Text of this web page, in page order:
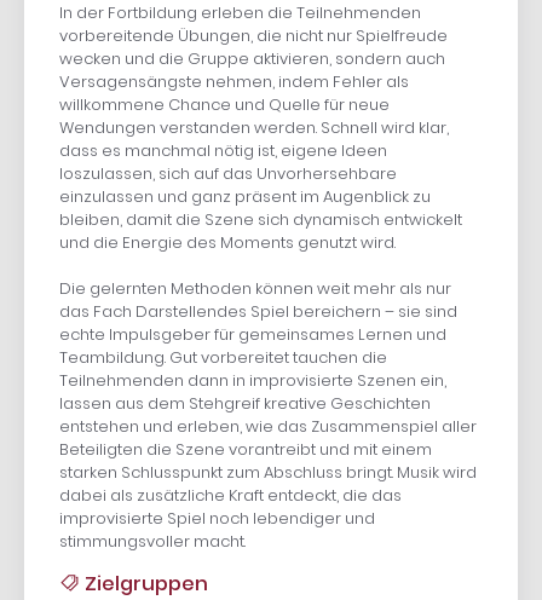
In der Fortbildung erleben die Teilnehmenden
vorbereitende Übungen, die nicht nur Spielfreude
wecken und die Gruppe aktivieren, sondern auch
Versagensängste nehmen, indem Fehler als
willkommene Chance und Quelle für neue
Wendungen verstanden werden. Schnell wird klar,
dass es manchmal nötig ist, eigene Ideen
loszulassen, sich auf das Unvorhersehbare
einzulassen und ganz präsent im Augenblick zu
bleiben, damit die Szene sich dynamisch entwickelt
und die Energie des Moments genutzt wird.
Die gelernten Methoden können weit mehr als nur
das Fach Darstellendes Spiel bereichern – sie sind
echte Impulsgeber für gemeinsames Lernen und
Teambildung. Gut vorbereitet tauchen die
Teilnehmenden dann in improvisierte Szenen ein,
lassen aus dem Stehgreif kreative Geschichten
entstehen und erleben, wie das Zusammenspiel aller
Beteiligten die Szene vorantreibt und mit einem
starken Schlusspunkt zum Abschluss bringt. Musik wird
dabei als zusätzliche Kraft entdeckt, die das
improvisierte Spiel noch lebendiger und
stimmungsvoller macht.
Zielgruppen